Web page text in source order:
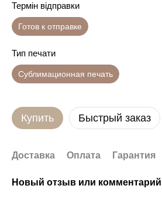
Термін відправки
Готов к отправке
Тип печати
Сублимационная печать
Купить Быстрый заказ
Доставка Оплата Гарантия
Новый отзыв или комментарий